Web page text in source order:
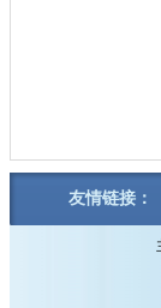
友情链接：